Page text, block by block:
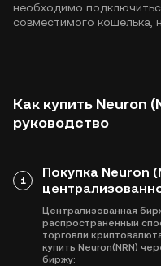
необходимо
совместимого кошелька,
Как купить Neuron
руководство
1
Покупка Neuron
Централизованная
распространенный
торговли
купить Neuron(NRN)
биржу: